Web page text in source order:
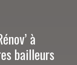
à
bailleurs